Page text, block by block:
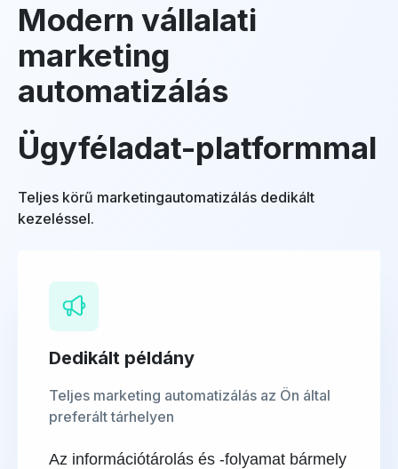
Modern vállalati
marketing
automatizálás
Ügyféladat-platformmal
Teljes körű marketingautomatizálás dedikált
kezeléssel.
Dedikált példány
Teljes marketing automatizálás az Ön által
preferált tárhelyen
Az információtárolás és -folyamat bármely